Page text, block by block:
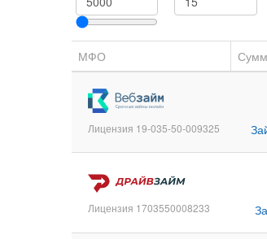
МФО
Лицензия 19-035-50-009325
Лицензия 1703550008233